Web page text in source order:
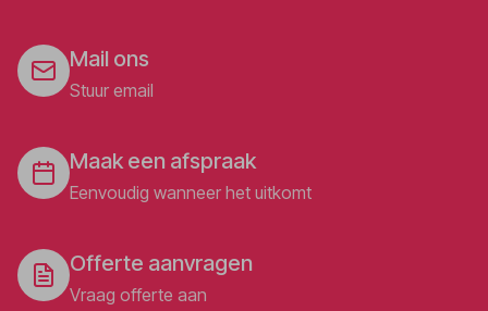
Mail ons
Stuur email
Maak een afspraak
Eenvoudig wanneer het uitkomt
Offerte aanvragen
Vraag offerte aan